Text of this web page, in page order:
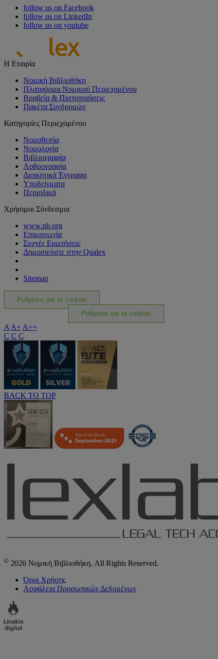
follow us on Facebook
follow us on LinkedIn
follow us on youtube
Η Εταιρία
Νομική Βιβλιοθήκη
Πλατφόρμα Νομικού Περιεχομένου
Βραβεία & Πιστοποιήσεις
Πακέτα Συνδρομών
Κατηγορίες Περιεχομένου
Νομοθεσία
Νομολογία
Βιβλιογραφία
Αρθρογραφία
Διοικητικά Έγγραφα
Υποδείγματα
Περιοδικά
Χρήσιμοι Σύνδεσμοι
www.nb.org
Επικοινωνία
Συχνές Ερωτήσεις
Δημοσιεύστε στην Qualex
Sitemap
Ρυθμίσεις για τα cookies
Ρυθμίσεις για τα cookies
A A+ A++
C C C
BACK TO TOP
© 2026 Νομική Βιβλιοθήκη. All Rights Reserved.
Όροι Χρήσης
Ασφάλεια Προσωπικών Δεδομένων